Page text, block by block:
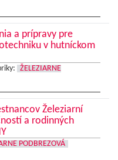
a prípravy pre
v hutníckom
ŽELEZIARNE
Železiarní
a rodinných
PODBREZOVÁ